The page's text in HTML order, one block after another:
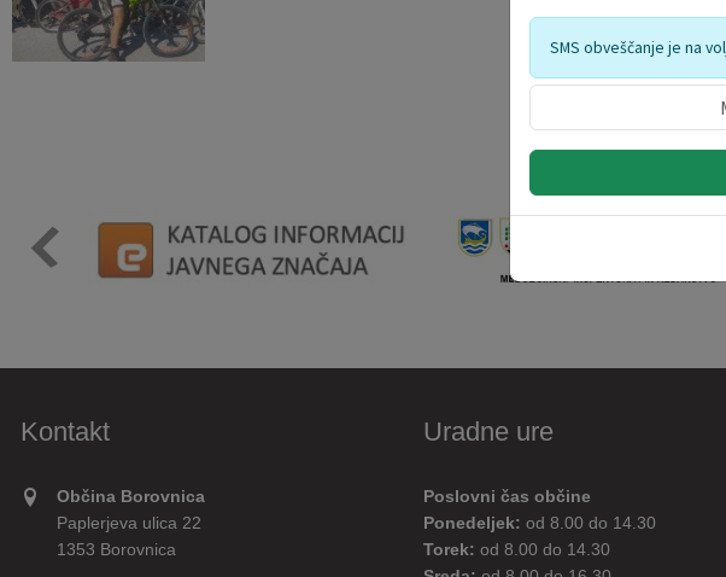
Kontakt
Občina Borovnica
Paplerjeva ulica 22
1353 Borovnica
Uradne ure
Poslovni čas občine
Ponedeljek: od 8.00 do 14.30
Torek: od 8.00 do 14.30
Zero waste občina
SMS obveščanje je na